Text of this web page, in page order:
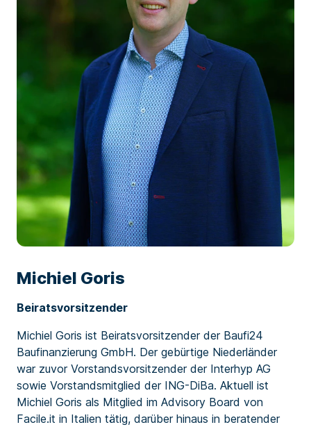
Michiel Goris
Beiratsvorsitzender
Michiel Goris ist Beiratsvorsitzender der Baufi24
Baufinanzierung GmbH. Der gebürtige Niederländer
war zuvor Vorstandsvorsitzender der Interhyp AG
sowie Vorstandsmitglied der ING-DiBa. Aktuell ist
Michiel Goris als Mitglied im Advisory Board von
Facile.it in Italien tätig, darüber hinaus in beratender